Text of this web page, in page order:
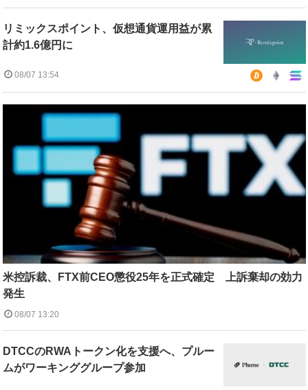
リミックスポイント、仮想通貨運用益が累
計約1.6億円に
08/07 13:54
米控訴裁、FTX前CEO懲役25年を正式確定 上訴棄却の効力
発生
08/07 13:20
DTCCのRWAトークン化を支援へ、プルー
ムがワーキンググループ参加